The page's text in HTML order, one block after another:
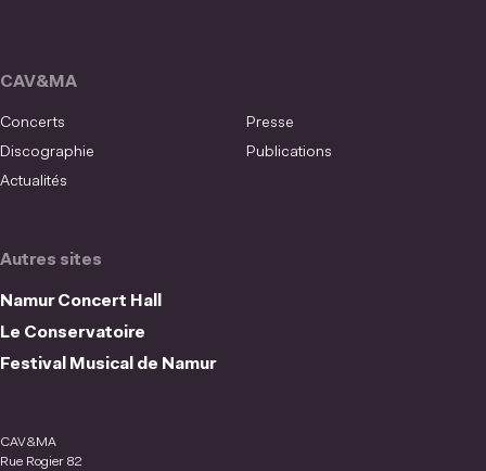
Autres sites
Namur Concert Hall
Le Conservatoire
Festival Musical de Namur
CAV&MA
Concerts
Presse
Discographie
Publications
Actualités
CAV&MA
Rue Rogier 82